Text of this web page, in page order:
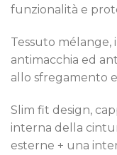
funzionalità e
Tessuto mélange,
antimacchia ed
allo sfregamento
Slim fit design,
interna della
esterne + una